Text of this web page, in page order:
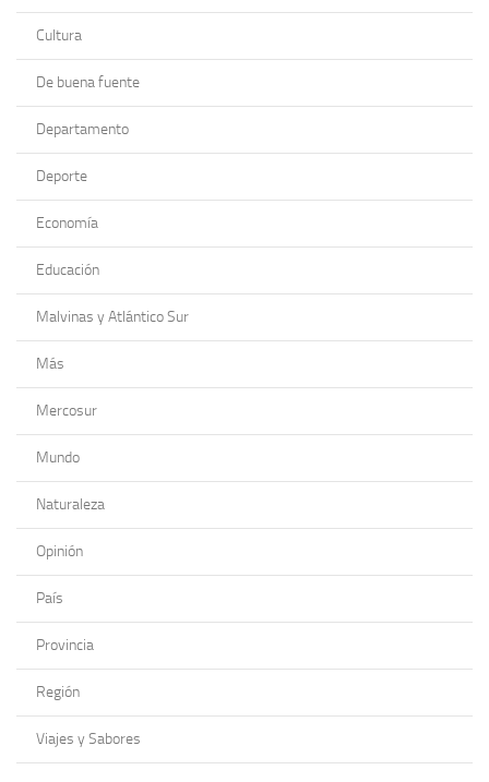
Cultura
De buena fuente
Departamento
Deporte
Economía
Educación
Malvinas y Atlántico Sur
Más
Mercosur
Mundo
Naturaleza
Opinión
País
Provincia
Región
Viajes y Sabores